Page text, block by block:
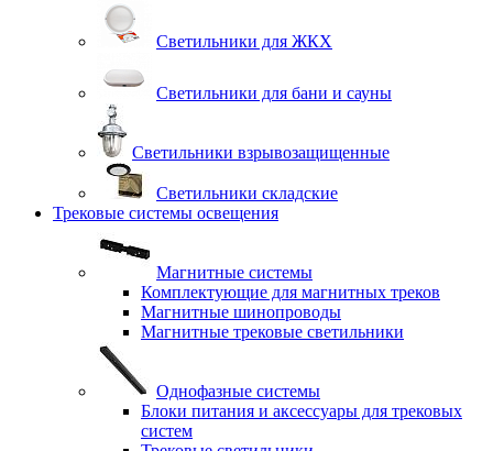
Светильники для ЖКХ
Светильники для бани и сауны
Светильники взрывозащищенные
Светильники складские
Трековые системы освещения
Магнитные системы
Комплектующие для магнитных треков
Магнитные шинопроводы
Магнитные трековые светильники
Однофазные системы
Блоки питания и аксессуары для трековых
систем